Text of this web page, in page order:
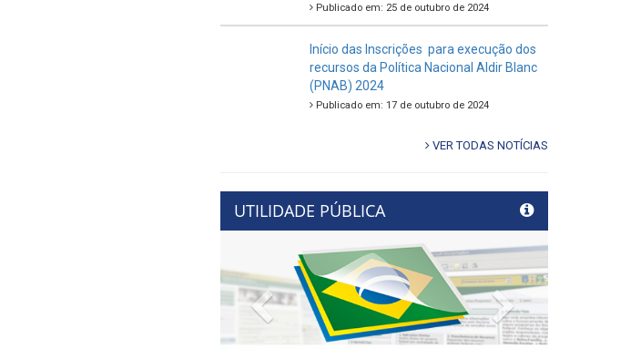
Publicado em: 25 de outubro de 2024
Início das Inscrições para execução dos
recursos da Política Nacional Aldir Blanc
(PNAB) 2024
Publicado em: 17 de outubro de 2024
VER TODAS NOTÍCIAS
UTILIDADE PÚBLICA
Previous Next